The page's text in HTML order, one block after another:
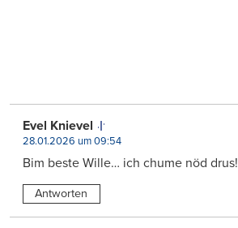
Evel Knievel
28.01.2026 um 09:54
Bim beste Wille… ich chume nöd drus!
Antworten